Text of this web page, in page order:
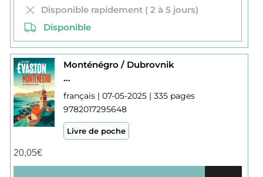
Disponible rapidement ( 2 à 5 jours)
Disponible
Monténégro / Dubrovnik
...
français | 07-05-2025 | 335 pages
9782017295648
Livre de poche
20,05€